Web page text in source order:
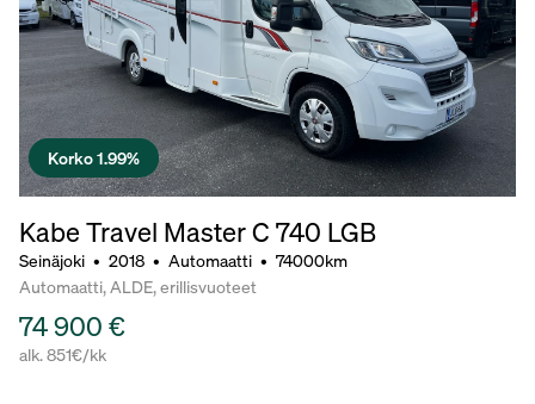
Korko 1.99%
Kabe Travel Master C 740 LGB
Seinäjoki • 2018 • Automaatti • 74000km
Automaatti, ALDE, erillisvuoteet
74 900 €
alk. 851€/kk